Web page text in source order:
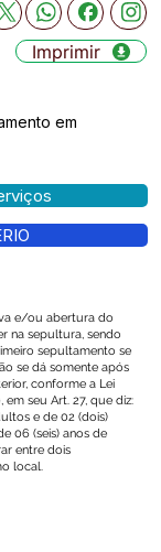
Imprimir
em
e/ou abertura do
na sepultura, sendo
sepultamento se
se dá somente após
conforme a Lei
seu Art. 27, que diz:
e de 02 (dois)
06 (seis) anos de
entre dois
local.